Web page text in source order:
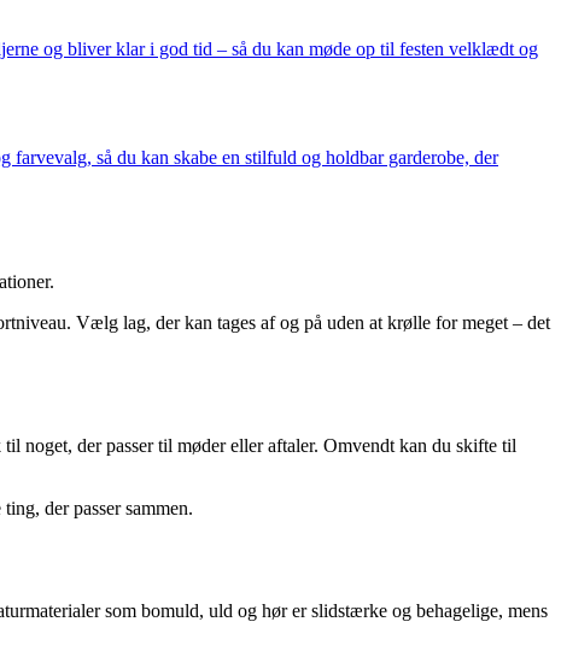
og bliver klar i god tid – så du kan møde op til festen velklædt og
så du kan skabe en stilfuld og holdbar garderobe, der
Vælg lag, der kan tages af og på uden at krølle for meget – det
noget, der passer til møder eller aftaler. Omvendt kan du skifte til
der passer sammen.
som bomuld, uld og hør er slidstærke og behagelige, mens